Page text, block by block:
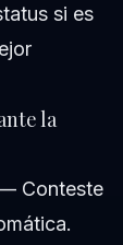
si es
la
Conteste